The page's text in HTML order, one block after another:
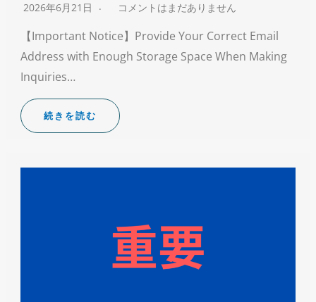
2026年6月21日 コメントはまだありません
【Important Notice】Provide Your Correct Email
Address with Enough Storage Space When Making
Inquiries…
続きを読む